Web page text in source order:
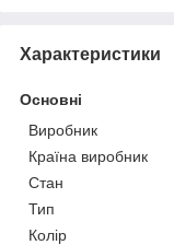
Характеристики
Основні
Виробник
Країна виробник
Стан
Тип
Колір